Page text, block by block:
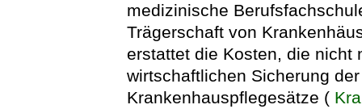
medizinische
Trägerschaft von
erstattet die Kosten, die nicht
wirtschaftlichen Sicherung
Krankenhauspflegesätze (